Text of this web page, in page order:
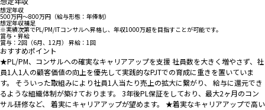
想定年収
500万円〜800万円（給与形態：年俸制）
想定年収補足
※実績次第でPL/PM/ITコンサルへ昇格し、年収1000万超を目指すことが可能です。
賞与・昇給
賞与：2回（6月、12月） 昇給：1回
おすすめポイント
★PL/PM、コンサルへの確実なキャリアアップを支援 社員数を大きく増やさず、社
員1人1人の顧客価値の向上を優先して実践的なPJTでの育成に重きを置いていま
す。 そういった取組みにより社員1人当たり売上の拡大に繋がり、 給与に還元でき
るような組織体制が築けております。 3年後PL保証をしており、最大2ヶ月のコン
サル研修など、 着実にキャリアアップが望めます。 ★着実なキャリアアップで高い